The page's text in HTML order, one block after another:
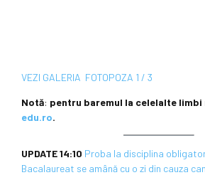
VEZI GALERIA FOTOPOZA 1 / 3
Notă: pentru baremul la celelalte limbi
edu.ro.
UPDATE 14:10 Proba la disciplina
Bacalaureat se amână cu o zi din cauza